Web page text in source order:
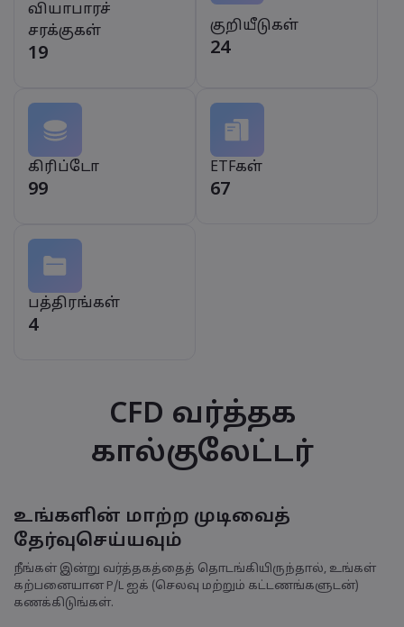
வியாபாரச்
சரக்குகள்
19
குறியீடுகள்
24
கிரிப்டோ
99
ETFகள்
67
பத்திரங்கள்
4
CFD வர்த்தக
கால்குலேட்டர்
உங்களின் மாற்ற முடிவைத்
தேர்வுசெய்யவும்
நீங்கள் இன்று வர்த்தகத்தைத் தொடங்கியிருந்தால், உங்கள்
கற்பனையான P/L ஐக் (செலவு மற்றும் கட்டணங்களுடன்)
கணக்கிடுங்கள்.